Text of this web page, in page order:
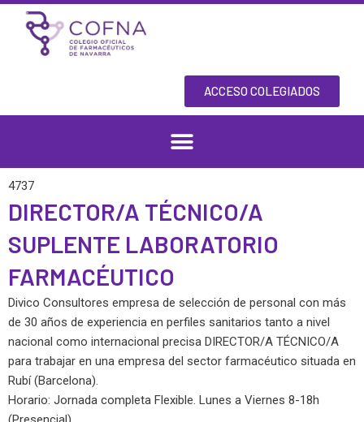
Skip
content
ACCESO COLEGIADOS
4737
DIRECTOR/A TÉCNICO/A
SUPLENTE LABORATORIO
FARMACÉUTICO
Divico Consultores empresa de selección de personal con más
de 30 años de experiencia en perfiles sanitarios tanto a nivel
nacional como internacional precisa DIRECTOR/A TÉCNICO/A
para trabajar en una empresa del sector farmacéutico situada en
Rubí (Barcelona).
Horario: Jornada completa Flexible. Lunes a Viernes 8-18h